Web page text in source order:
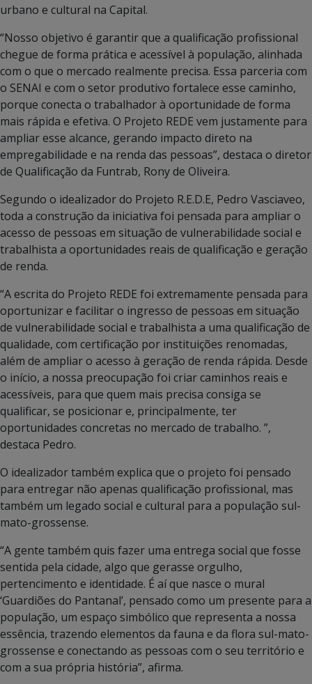
urbano e cultural na Capital.
“Nosso objetivo é garantir que a qualificação profissional
chegue de forma prática e acessível à população, alinhada
com o que o mercado realmente precisa. Essa parceria com
o SENAI e com o setor produtivo fortalece esse caminho,
porque conecta o trabalhador à oportunidade de forma
mais rápida e efetiva. O Projeto REDE vem justamente para
ampliar esse alcance, gerando impacto direto na
empregabilidade e na renda das pessoas”, destaca o diretor
de Qualificação da Funtrab, Rony de Oliveira.
Segundo o idealizador do Projeto R.E.D.E, Pedro Vasciaveo,
toda a construção da iniciativa foi pensada para ampliar o
acesso de pessoas em situação de vulnerabilidade social e
trabalhista a oportunidades reais de qualificação e geração
de renda.
“A escrita do Projeto REDE foi extremamente pensada para
oportunizar e facilitar o ingresso de pessoas em situação
de vulnerabilidade social e trabalhista a uma qualificação de
qualidade, com certificação por instituições renomadas,
além de ampliar o acesso à geração de renda rápida. Desde
o início, a nossa preocupação foi criar caminhos reais e
acessíveis, para que quem mais precisa consiga se
qualificar, se posicionar e, principalmente, ter
oportunidades concretas no mercado de trabalho. ”,
destaca Pedro.
O idealizador também explica que o projeto foi pensado
para entregar não apenas qualificação profissional, mas
também um legado social e cultural para a população sul-
mato-grossense.
“A gente também quis fazer uma entrega social que fosse
sentida pela cidade, algo que gerasse orgulho,
pertencimento e identidade. É aí que nasce o mural
‘Guardiões do Pantanal’, pensado como um presente para a
população, um espaço simbólico que representa a nossa
essência, trazendo elementos da fauna e da flora sul-mato-
grossense e conectando as pessoas com o seu território e
com a sua própria história”, afirma.